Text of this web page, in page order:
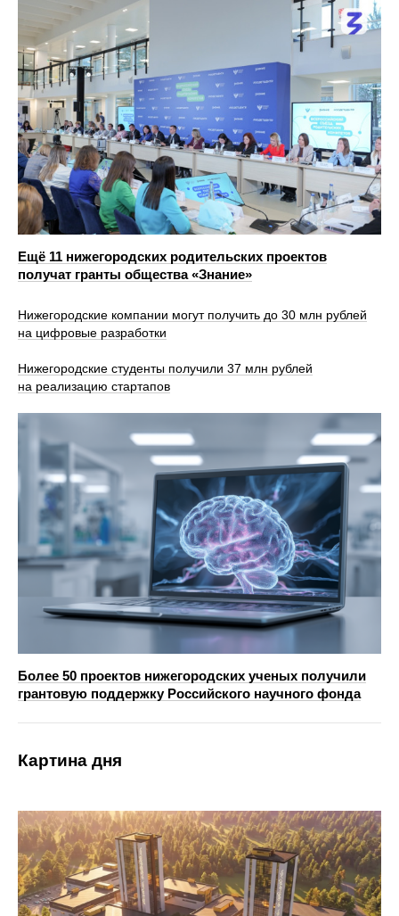
Ещё 11 нижегородских родительских проектов
получат гранты общества «Знание»
Нижегородские компании могут получить до 30 млн рублей
на цифровые разработки
Нижегородские студенты получили 37 млн рублей
на реализацию стартапов
Более 50 проектов нижегородских ученых получили
грантовую поддержку Российского научного фонда
Картина дня